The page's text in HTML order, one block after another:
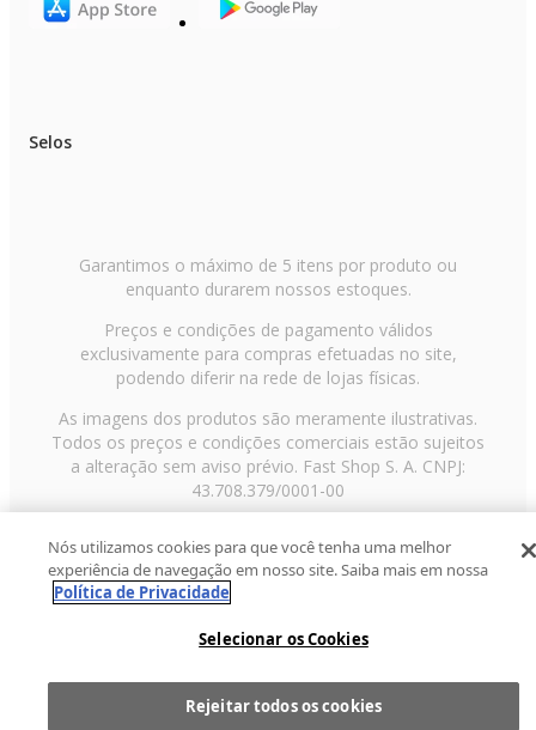
Selos
Garantimos o máximo de 5 itens por produto ou
enquanto durarem nossos estoques.
Preços e condições de pagamento válidos
exclusivamente para compras efetuadas no site,
podendo diferir na rede de lojas físicas.
As imagens dos produtos são meramente ilustrativas.
Todos os preços e condições comerciais estão sujeitos
a alteração sem aviso prévio. Fast Shop S. A. CNPJ:
43.708.379/0001-00
Paulo/SP, CEP 02029-001, Telefone: 11 3003-3728 ©
2013 Fast Shop - Todos os direitos reservadosRF
Nós utilizamos cookies para que você tenha uma melhor
experiência de navegação em nosso site. Saiba mais em nossa
Política de Privacidade
Selecionar os Cookies
Rejeitar todos os cookies